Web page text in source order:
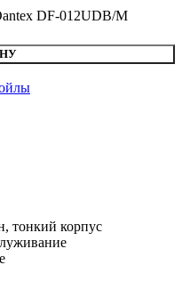
DF-012UDB/M
тонкий корпус